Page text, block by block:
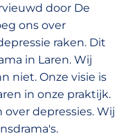
door De
ons over
raken. Dit
in Laren. Wij
niet. Onze visie is
in onze praktijk.
depressies. Wij